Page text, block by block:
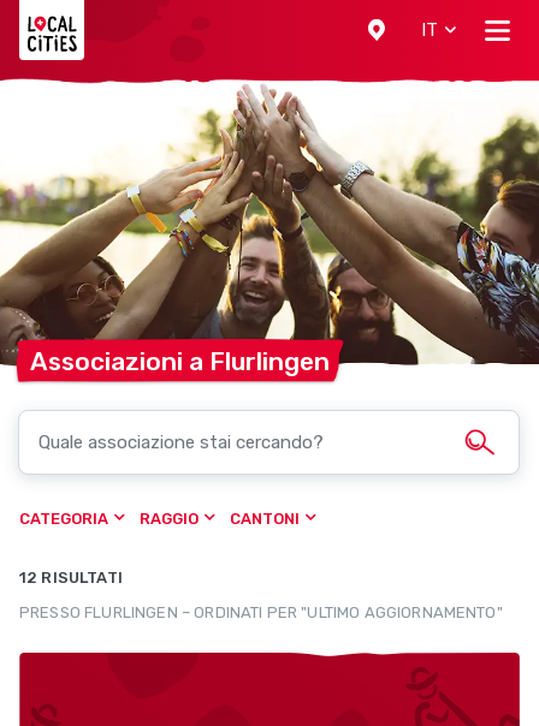
IT
Associazioni a Flurlingen
CATEGORIA RAGGIO CANTONI
12 RISULTATI
PRESSO FLURLINGEN – ORDINATI PER "ULTIMO AGGIORNAMENTO"